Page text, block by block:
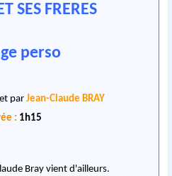
SES FRERES
et parJean-Claude BRAY
: 1h15
Bray vient d'ailleurs.